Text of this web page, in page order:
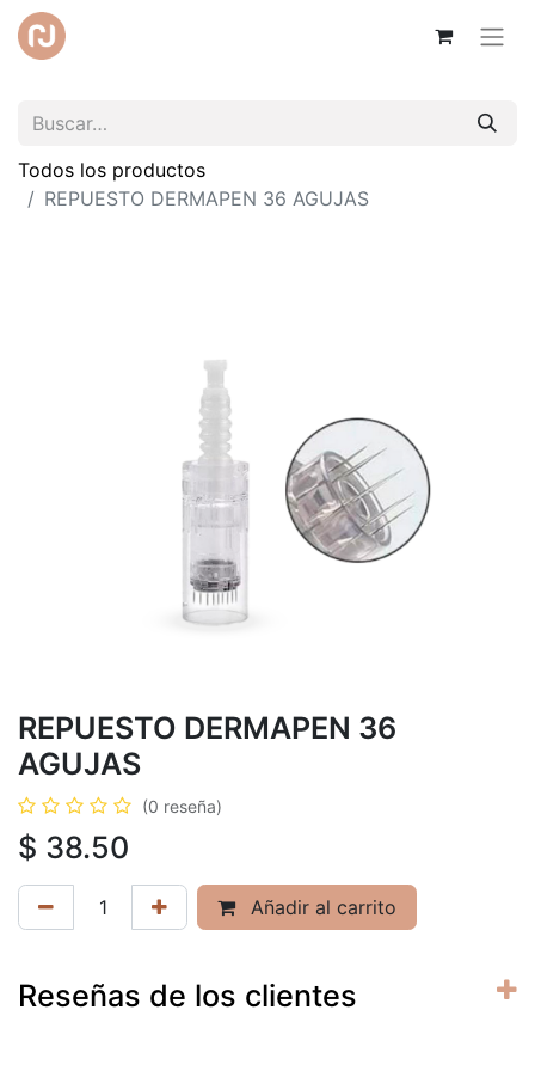
Todos los productos
REPUESTO DERMAPEN 36 AGUJAS
REPUESTO DERMAPEN 36
AGUJAS
(0 reseña)
$ 38.50
Añadir al carrito
Reseñas de los clientes